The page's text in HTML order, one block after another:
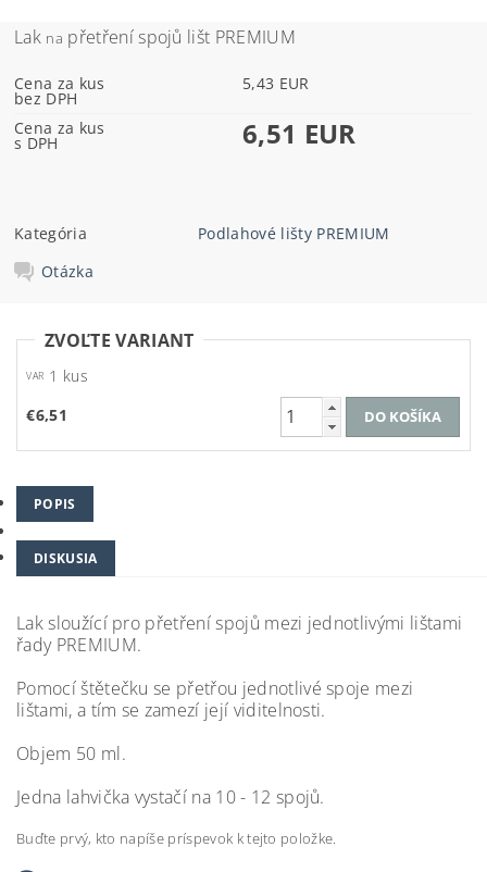
Lak na přetření spojů lišt PREMIUM
Cena za kus
bez DPH
5,43 EUR
Cena za kus
s DPH 6,51 EUR
Kategória
Podlahové lišty PREMIUM
Otázka
ZVOĽTE VARIANT
VAR 1 kus
€6,51
POPIS
DISKUSIA
Lak sloužící pro přetření spojů mezi jednotlivými lištami
řady PREMIUM.
Pomocí štětečku se přetřou jednotlivé spoje mezi
lištami, a tím se zamezí její viditelnosti.
Objem 50 ml.
Jedna lahvička vystačí na 10 - 12 spojů.
Buďte prvý, kto napíše príspevok k tejto položke.